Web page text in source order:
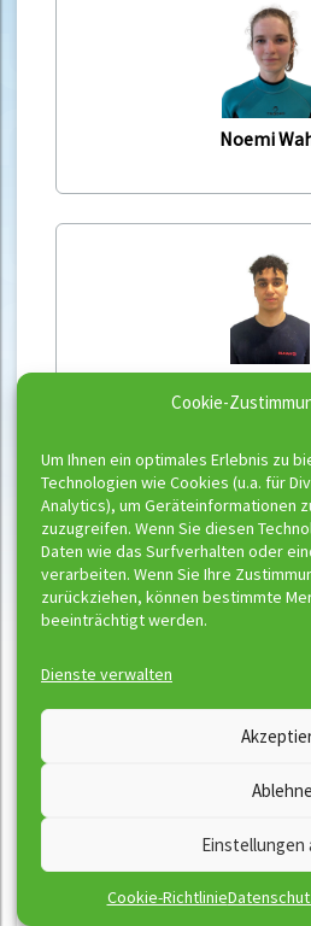
Cookie-
Um Ihnen ein optimales Erlebnis zu
Technologien wie Cookies (u.a. für
Analytics), um Geräteinformationen
zuzugreifen. Wenn Sie diesen
Daten wie das Surfverhalten oder
verarbeiten. Wenn Sie Ihre
zurückziehen, können bestimmte
beeinträchtigt werden.
Dienste verwalten
Einstellungen
Cookie-Richtlinie
Noemi
Rachel Rebecca
Ravel